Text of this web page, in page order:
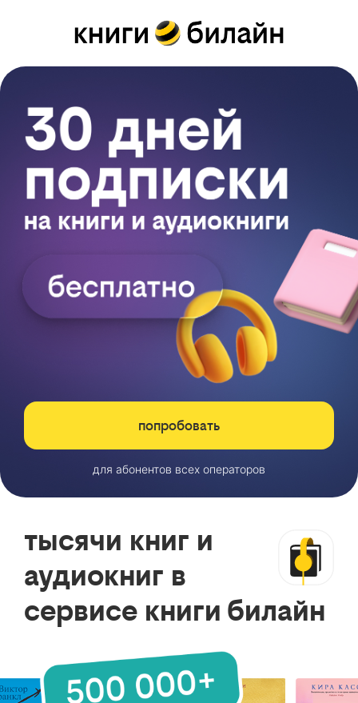
попробовать
для абонентов всех операторов
тысячи книг и
аудиокниг в
сервисе книги билайн